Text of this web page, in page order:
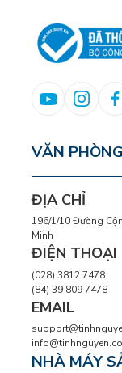
VĂN
ĐỊA CHỈ
196/1/10 Đường
Minh
ĐIỆN THOẠI
(028) 3812 7478
(84) 39 809 7478
EMAIL
NHÀ MÁY